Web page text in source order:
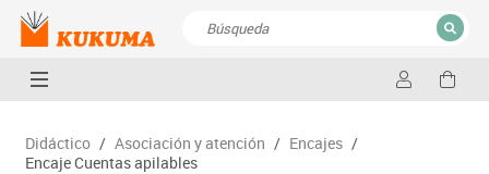
CERRAR
Didáctico / Asociación y atención / Encajes /
Encaje Cuentas apilables